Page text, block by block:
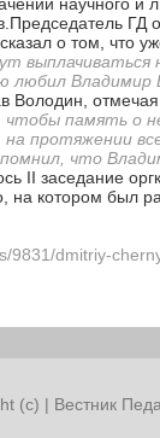
о том, что
Владимир
Володин,
память о
протяжении
что
II заседание
котором был
9831/dmitriy-
(c) | Вестник